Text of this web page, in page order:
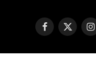
Facebook
X